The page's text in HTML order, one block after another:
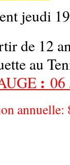
jeudi
de 12
au
: 06
annuelle: